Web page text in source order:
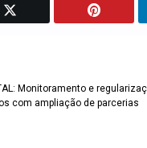
Monitoramento e
com ampliação de parcerias